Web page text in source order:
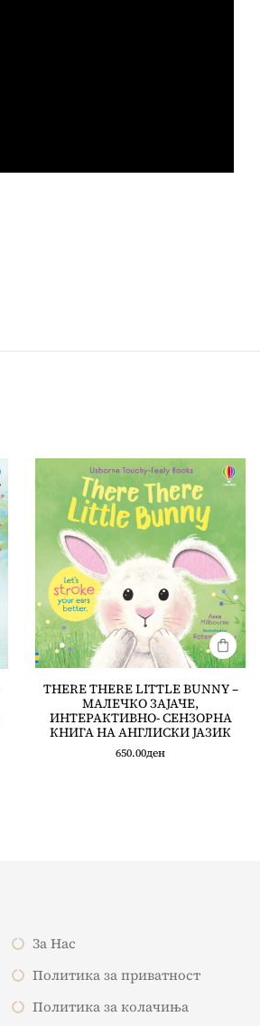
THERE THERE LITTLE BUNNY –
MАЛЕЧКО ЗАЈАЧЕ,
ИНТЕРАКТИВНО- СЕНЗОРНА
КНИГА НА АНГЛИСКИ ЈАЗИК
650.00ден
За Нас
Политика за приватност
Политика за колачиња